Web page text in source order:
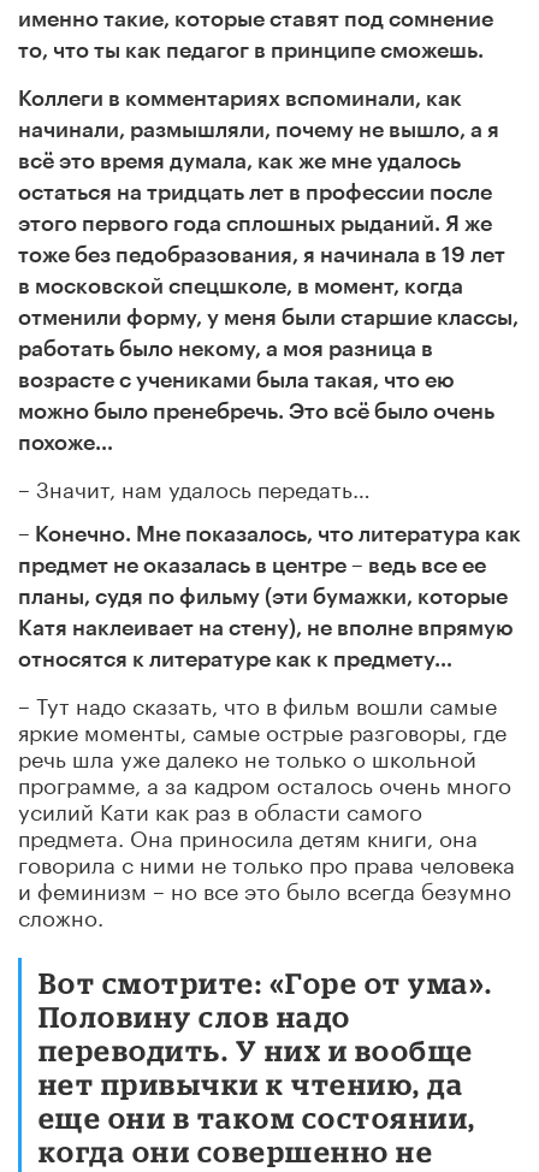
именно такие, которые ставят под сомнение
то, что ты как педагог в принципе сможешь.
Коллеги в комментариях вспоминали, как
начинали, размышляли, почему не вышло, а я
всё это время думала, как же мне удалось
остаться на тридцать лет в профессии после
этого первого года сплошных рыданий. Я же
тоже без педобразования, я начинала в 19 лет
в московской спецшколе, в момент, когда
отменили форму, у меня были старшие классы,
работать было некому, а моя разница в
возрасте с учениками была такая, что ею
можно было пренебречь. Это всё было очень
похоже…
– Значит, нам удалось передать…
– Конечно. Мне показалось, что литература как
предмет не оказалась в центре – ведь все ее
планы, судя по фильму (эти бумажки, которые
Катя наклеивает на стену), не вполне впрямую
относятся к литературе как к предмету…
– Тут надо сказать, что в фильм вошли самые
яркие моменты, самые острые разговоры, где
речь шла уже далеко не только о школьной
программе, а за кадром осталось очень много
усилий Кати как раз в области самого
предмета. Она приносила детям книги, она
говорила с ними не только про права человека
и феминизм – но все это было всегда безумно
сложно.
Вот смотрите: «Горе от ума».
Половину слов надо
переводить. У них и вообще
нет привычки к чтению, да
еще они в таком состоянии,
когда они совершенно не